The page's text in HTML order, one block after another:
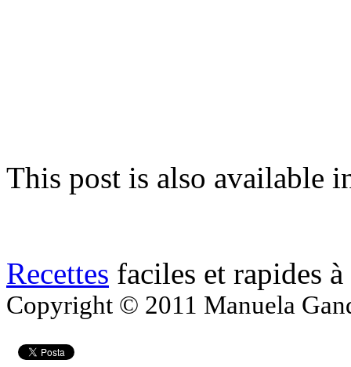
This post is also available
Recettes faciles et rapides
Copyright © 2011 Manuela